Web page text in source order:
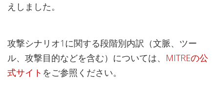
えしました。
攻撃シナリオ1に関する段階別内訳（文脈、ツー
ル、攻撃目的などを含む）については、 MITREの公
式サイト をご参照ください。